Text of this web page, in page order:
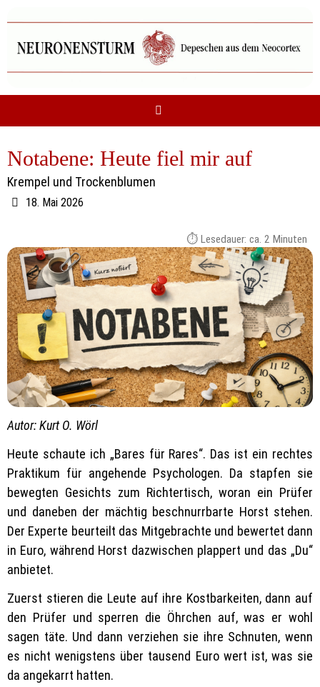
springen
Notabene: Heute fiel mir auf
Krempel und Trockenblumen
18. Mai 2026
Lesedauer: ca. 2 Minuten
Autor: Kurt O. Wörl
Heute schaute ich „Bares für Rares“. Das ist ein rechtes
Praktikum für angehende Psychologen. Da stapfen sie
bewegten Gesichts zum Richtertisch, woran ein Prüfer
und daneben der mächtig beschnurrbarte Horst stehen.
Der Experte beurteilt das Mitgebrachte und bewertet dann
in Euro, während Horst dazwischen plappert und das „Du“
anbietet.
Zuerst stieren die Leute auf ihre Kostbarkeiten, dann auf
den Prüfer und sperren die Öhrchen auf, was er wohl
sagen täte. Und dann verziehen sie ihre Schnuten, wenn
es nicht wenigstens über tausend Euro wert ist, was sie
da angekarrt hatten.